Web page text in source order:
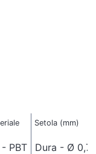
Setola (mm)
- PBT Dura - Ø